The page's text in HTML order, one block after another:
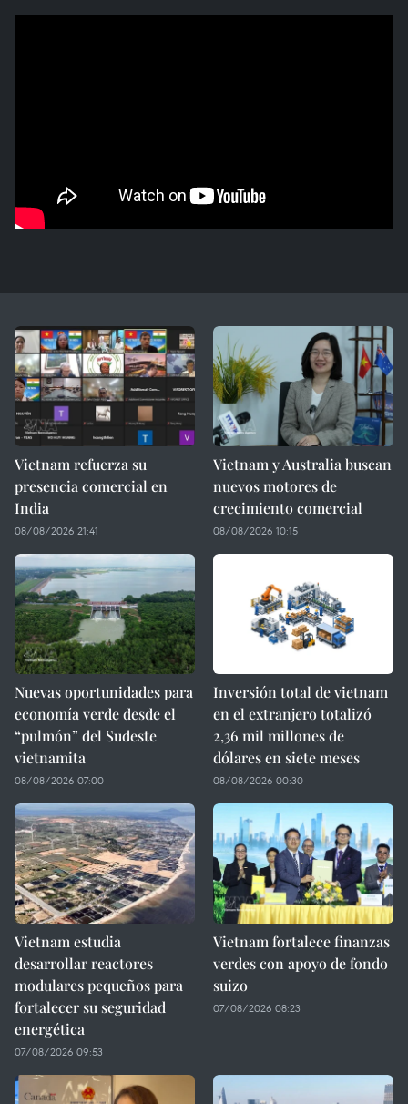
Vietnam refuerza su
presencia comercial en
India
08/08/2026 21:41
Vietnam y Australia buscan
nuevos motores de
crecimiento comercial
08/08/2026 10:15
Nuevas oportunidades para
economía verde desde el
“pulmón” del Sudeste
vietnamita
08/08/2026 07:00
Inversión total de vietnam
en el extranjero totalizó
2,36 mil millones de
dólares en siete meses
08/08/2026 00:30
Vietnam estudia
desarrollar reactores
modulares pequeños para
fortalecer su seguridad
energética
07/08/2026 09:53
Vietnam fortalece finanzas
verdes con apoyo de fondo
suizo
07/08/2026 08:23